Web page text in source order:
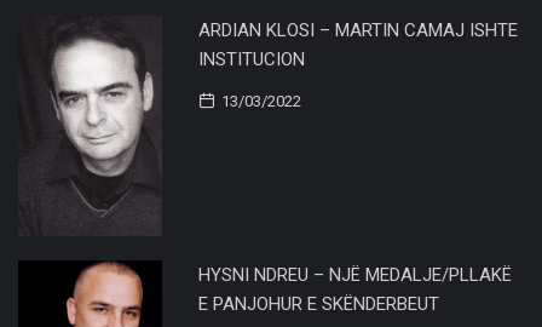
ARDIAN KLOSI – MARTIN CAMAJ ISHTE
INSTITUCION
13/03/2022
HYSNI NDREU – NJË MEDALJE/PLLAKË
E PANJOHUR E SKËNDERBEUT